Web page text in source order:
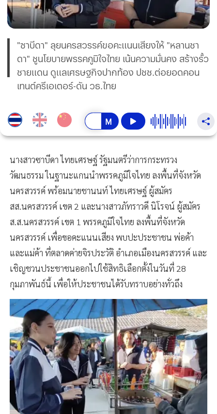
"ซาบีดา" ลุยนครสวรรค์ขอคะแนนเสียงให้ "หลานชา
ดา" ชูนโยบายพรรคภูมิใจไทย เน้นความมั่นคง สร้างรั้ว
ชายแดน ดูแลเศรษฐกิจปากท้อง ปชช.ต่อยอดคอน
เทนต์ครีเอเตอร์-ดัน วธ.ไทย
นางสาวซาบีดา ไทยเศรษฐ์ รัฐมนตรีว่าการกระทรวง
วัฒนธรรม ในฐานะแกนนำพรรคภูมิใจไทย ลงพื้นที่จังหวัด
นครสวรรค์ พร้อมนายชานนท์ ไทยเศรษฐ์ ผู้สมัคร
สส.นครสวรรค์ เขต 2 และนางสาวภัทราวดี นิโรจน์ ผู้สมัคร
ส.ส.นครสวรรค์ เขต 1 พรรคภูมิใจไทย ลงพื้นที่จังหวัด
นครสวรรค์ เพื่อขอคะแนนเสียง พบปะประชาชน พ่อค้า
และแม่ค้า ที่ตลาดค่ายจิรประวัติ อำเภอเมืองนครสวรรค์ และ
เชิญชวนประชาชนออกไปใช้สิทธิเลือกตั้งในวันที่ 28
กุมภาพันธ์นี้ เพื่อให้ประชาชนได้รับทราบอย่างทั่วถึง